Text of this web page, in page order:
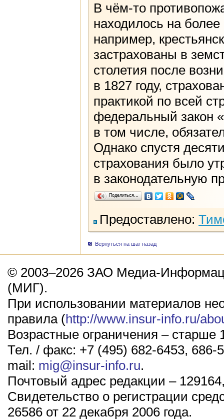
В чём-то
находилось на
например,
застрахованы в
столетия после
в 1827 году,
практикой по всей
федеральный закон
в том числе,
Однако спустя
страхования было
в законодательную
Поделиться…
Предоставлено:
Вернуться на шаг назад
© 2003–2026 ЗАО Медиа-
(МИГ).
При использовании материалов
правила (http://www.insur-info.ru/
Возрастные ограничения – старше
Тел. / факс: +7 (495) 682-6453, 686-
mail: mig@insur-info.ru.
Почтовый адрес редакции –
Свидетельство о регистрации
26586 от 22 декабря 2006 года.